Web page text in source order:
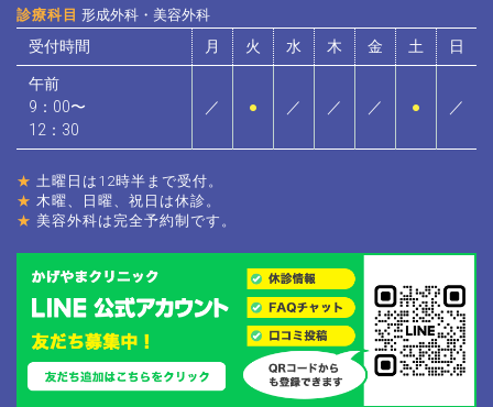
診療科目 形成外科・美容外科
受付時間 月 火 水 木 金 土 日
午前
9：00〜
12：30
／ ● ／ ／ ／ ● ／
★ 土曜日は12時半まで受付。
★ 木曜、日曜、祝日は休診。
★ 美容外科は完全予約制です。